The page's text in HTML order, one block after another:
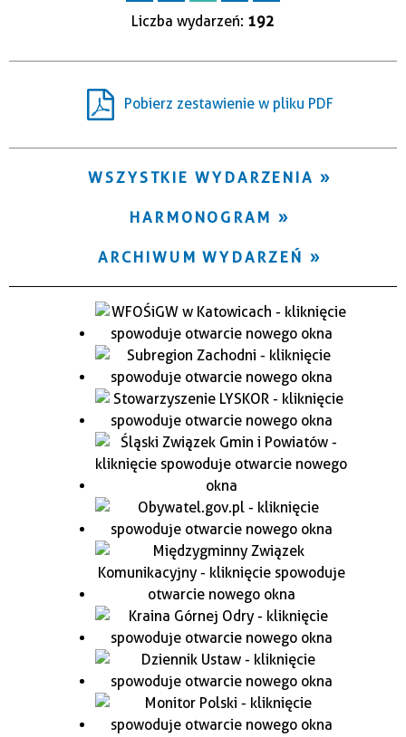
Liczba wydarzeń: 192
Pobierz zestawienie w pliku PDF
WSZYSTKIE WYDARZENIA
HARMONOGRAM
ARCHIWUM WYDARZEŃ